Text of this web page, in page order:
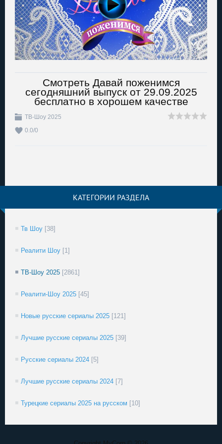
Смотреть Давай поженимся
сегодняшний выпуск от 29.09.2025
бесплатно в хорошем качестве
ТВ-Шоу 2025
0.0/0
КАТЕГОРИИ РАЗДЕЛА
Тв Шоу [38]
Реалити Шоу [1]
ТВ-Шоу 2025 [2861]
Реалити-Шоу 2025 [45]
Новые русские сериалы 2025 [121]
Лучшие русские сериалы 2025 [39]
Русские сериалы 2024 [5]
Лучшие русские сериалы 2024 [7]
Турецкие сериалы 2025 на русском [10]